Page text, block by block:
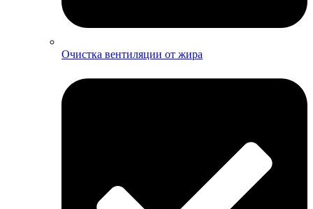
Очистка вентиляции от жира